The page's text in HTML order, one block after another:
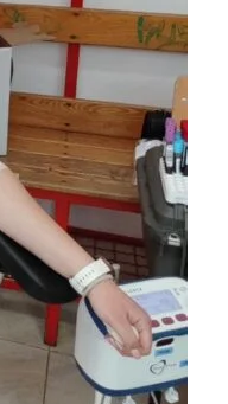
ПРИ КАТАСТРОФИ
МИСЛЕЊЕ
ЗА БАРАЊЕ
ДЕЈНОСТ